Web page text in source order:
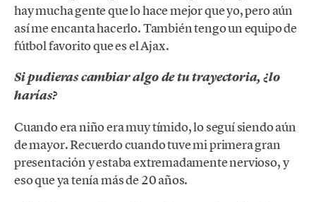
hay mucha gente que lo hace mejor que yo, pero aún
así me encanta hacerlo. También tengo un equipo de
fútbol favorito que es el Ajax.
Si pudieras cambiar algo de tu trayectoria, ¿lo
harías?
Cuando era niño era muy tímido, lo seguí siendo aún
de mayor. Recuerdo cuando tuve mi primera gran
presentación y estaba extremadamente nervioso, y
eso que ya tenía más de 20 años.